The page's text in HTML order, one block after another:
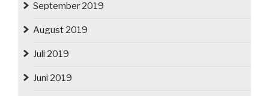
September 2019
August 2019
Juli 2019
Juni 2019